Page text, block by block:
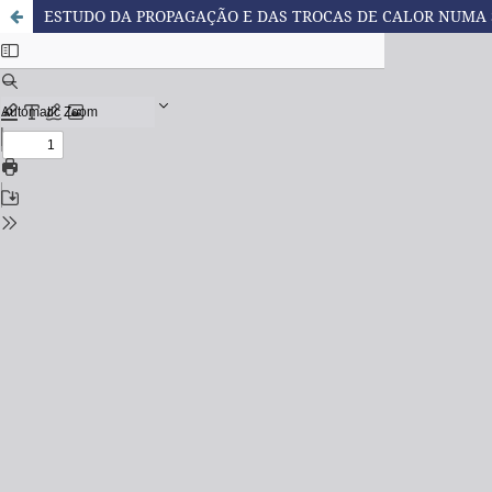
ESTUDO DA PROPAGAÇÃO E DAS TROCAS DE CALOR